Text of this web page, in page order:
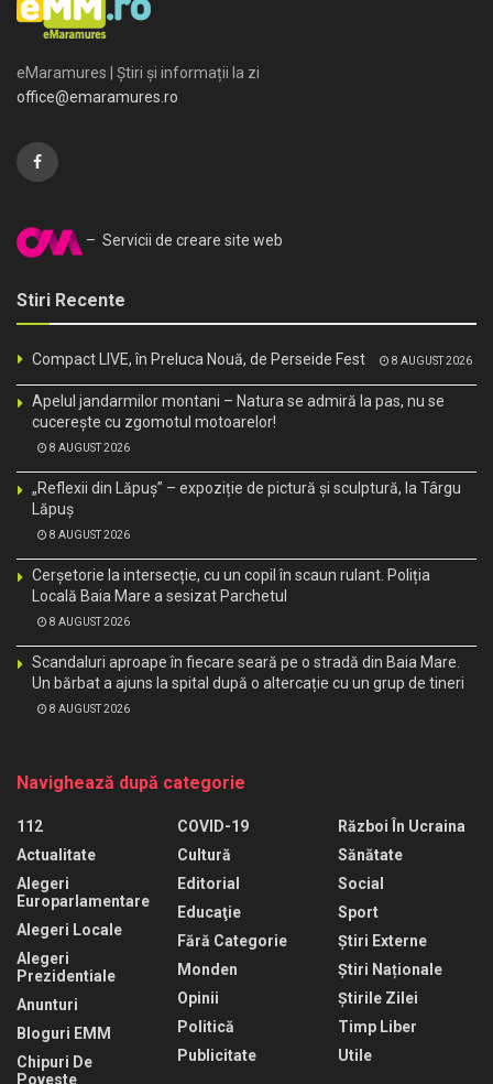
eMaramures | Știri și informații la zi
office@emaramures.ro
– Servicii de creare site web
Stiri Recente
Compact LIVE, în Preluca Nouă, de Perseide Fest 8 AUGUST 2026
Apelul jandarmilor montani – Natura se admiră la pas, nu se
cucerește cu zgomotul motoarelor!
8 AUGUST 2026
„Reflexii din Lăpuș” – expoziție de pictură și sculptură, la Târgu
Lăpuș
8 AUGUST 2026
Cerșetorie la intersecție, cu un copil în scaun rulant. Poliția
Locală Baia Mare a sesizat Parchetul
8 AUGUST 2026
Scandaluri aproape în fiecare seară pe o stradă din Baia Mare.
Un bărbat a ajuns la spital după o altercație cu un grup de tineri
8 AUGUST 2026
Navighează după categorie
112
Actualitate
Alegeri
Europarlamentare
Alegeri Locale
Alegeri
Prezidentiale
Anunturi
Bloguri EMM
Chipuri De
Poveste
COVID-19
Cultură
Editorial
Educaţie
Fără Categorie
Monden
Opinii
Politică
Publicitate
Război În Ucraina
Sănătate
Social
Sport
Știri Externe
Știri Naționale
Știrile Zilei
Timp Liber
Utile